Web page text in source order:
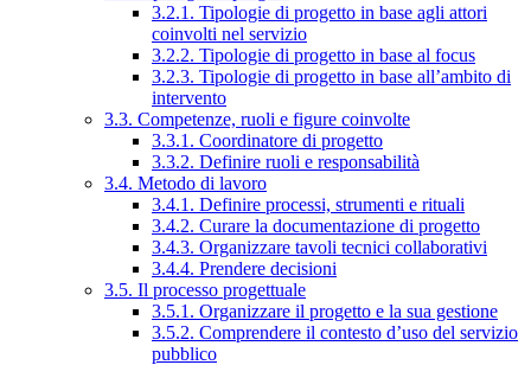
3.2.1. Tipologie di progetto in base agli attori
coinvolti nel servizio
3.2.2. Tipologie di progetto in base al focus
3.2.3. Tipologie di progetto in base all’ambito di
intervento
3.3. Competenze, ruoli e figure coinvolte
3.3.1. Coordinatore di progetto
3.3.2. Definire ruoli e responsabilità
3.4. Metodo di lavoro
3.4.1. Definire processi, strumenti e rituali
3.4.2. Curare la documentazione di progetto
3.4.3. Organizzare tavoli tecnici collaborativi
3.4.4. Prendere decisioni
3.5. Il processo progettuale
3.5.1. Organizzare il progetto e la sua gestione
3.5.2. Comprendere il contesto d’uso del servizio
pubblico